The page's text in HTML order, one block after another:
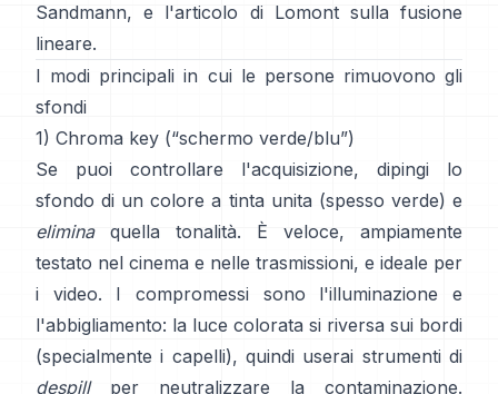
Sandmann, e l'articolo di Lomont sulla fusione
lineare.
I modi principali in cui le persone rimuovono gli
sfondi
1) Chroma key (“schermo verde/blu”)
Se puoi controllare l'acquisizione, dipingi lo
sfondo di un colore a tinta unita (spesso verde) e
eliminaquella tonalità. È veloce, ampiamente
testato nel cinema e nelle trasmissioni, e ideale per
i video. I compromessi sono l'illuminazione e
l'abbigliamento: la luce colorata si riversa sui bordi
(specialmente i capelli), quindi userai strumenti di
despillper neutralizzare la contaminazione.